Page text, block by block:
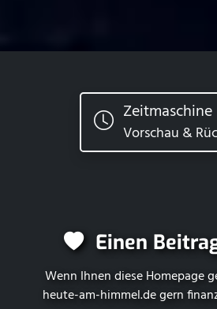
Zeitmaschine
Vorschau &
Einen
Wenn Ihnen diese Homepage
heute-am-himmel.degern